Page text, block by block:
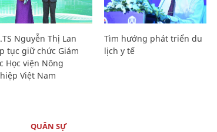
Nguyễn Thị Lan
tục giữ chức Giám
Học viện Nông
Việt Nam
Tìm hướng phát triển du
lịch y tế
QUÂN SỰ